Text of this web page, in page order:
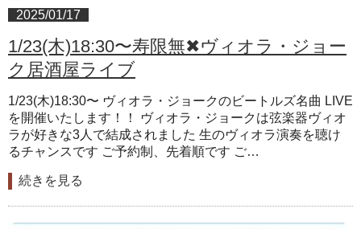
2025/01/17
1/23(木)18:30〜寿限無✖ヴィオラ・ジョー
ク居酒屋ライブ
1/23(木)18:30〜 ヴィオラ・ジョークのビートルズ名曲 LIVE
を開催いたします！！ ヴィオラ・ジョークは弦楽器ヴィオ
ラが好きな3人で結成されました 生のヴィオラ演奏を聴け
るチャンスです ご予約制、先着順です ご…
続きを見る